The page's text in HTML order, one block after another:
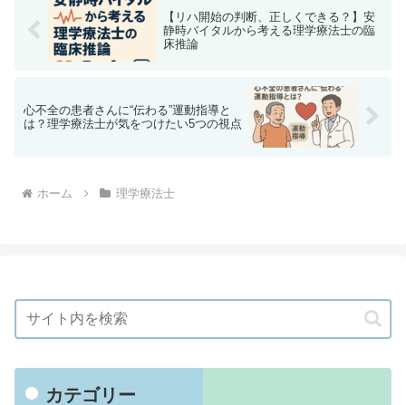
【リハ開始の判断、正しくできる？】安
静時バイタルから考える理学療法士の臨
床推論
心不全の患者さんに“伝わる”運動指導と
は？理学療法士が気をつけたい5つの視点
ホーム 理学療法士
カテゴリー